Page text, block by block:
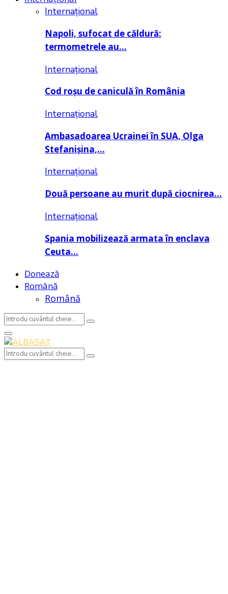
Internațional
Napoli, sufocat de căldură:
termometrele au…
Internațional
Cod roșu de caniculă în România
Internațional
Ambasadoarea Ucrainei în SUA, Olga
Stefanișina,…
Internațional
Două persoane au murit după ciocnirea…
Internațional
Spania mobilizează armata în enclava
Ceuta…
Donează
Română
Română
Search
for:
Search
Primary
Menu
Search
Search